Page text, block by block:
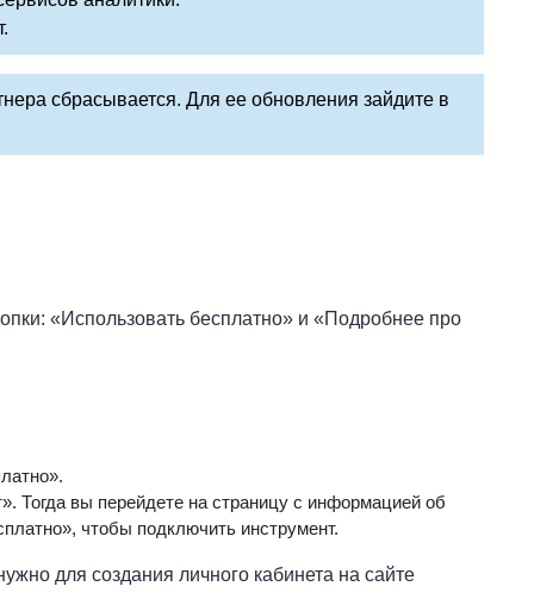
сбрасывается. Для ее обновления зайдите в
«Использовать бесплатно» и «Подробнее про
Тогда вы перейдете на страницу с информацией об
чтобы подключить инструмент.
для создания личного кабинета на сайте